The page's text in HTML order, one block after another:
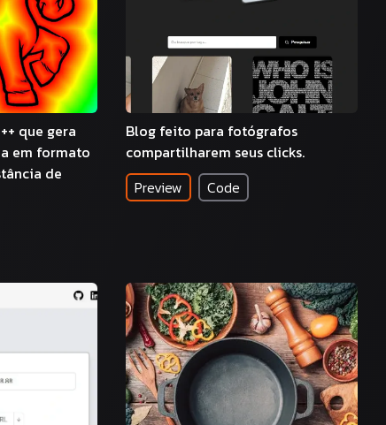
que gera
em formato
de
Blog feito para fotógrafos
compartilharem seus clicks.
Preview
Code